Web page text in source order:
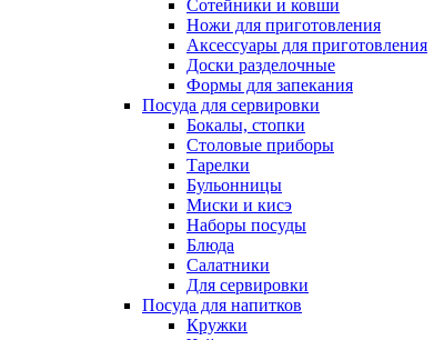
Сотейники и ковши
Ножи для приготовления
Аксессуары для приготовления
Доски разделочные
Формы для запекания
Посуда для сервировки
Бокалы, стопки
Столовые приборы
Тарелки
Бульонницы
Миски и кисэ
Наборы посуды
Блюда
Салатники
Для сервировки
Посуда для напитков
Кружки